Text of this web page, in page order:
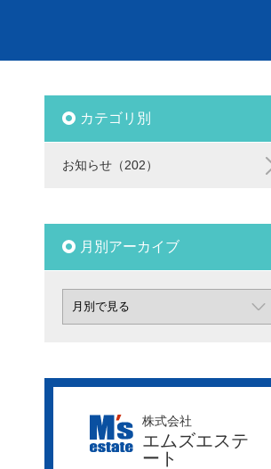
カテゴリ別
お知らせ（202）
月別アーカイブ
株式会社
エムズエステ
ート